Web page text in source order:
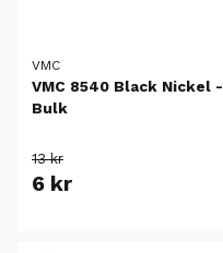
VMC
VMC 8540 Black Nickel -
Bulk
13 kr
6 kr